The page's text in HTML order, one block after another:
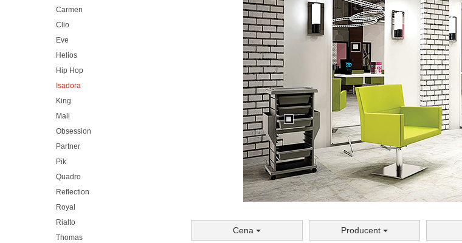
Cena Producent
Carmen
Clio
Eve
Helios
Hip Hop
Isadora
King
Mali
Obsession
Partner
Pik
Quadro
Reflection
Royal
Rialto
Thomas